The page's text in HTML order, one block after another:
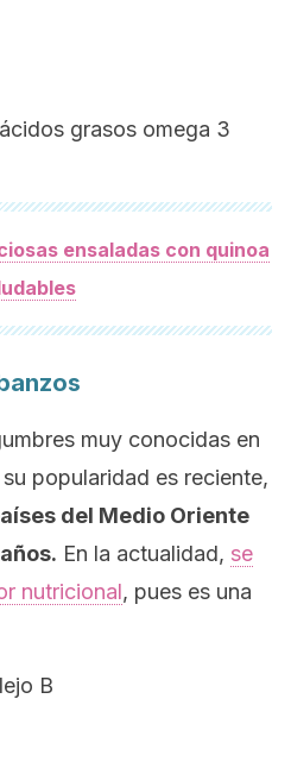
grasos omega 3
ensaladas con quinoa
muy conocidas en
popularidad es reciente,
del Medio Oriente
En la actualidad, se
nutricional, pues es una
B